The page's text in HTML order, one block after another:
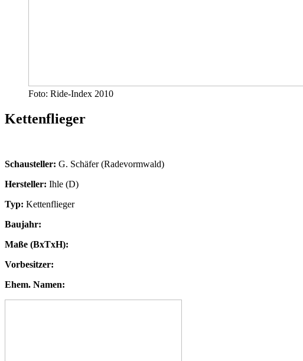
Foto: Ride-Index 2010
Kettenflieger
Schausteller: G. Schäfer (Radevormwald)
Hersteller: Ihle (D)
Typ: Kettenflieger
Baujahr:
Maße (BxTxH):
Vorbesitzer:
Ehem. Namen: